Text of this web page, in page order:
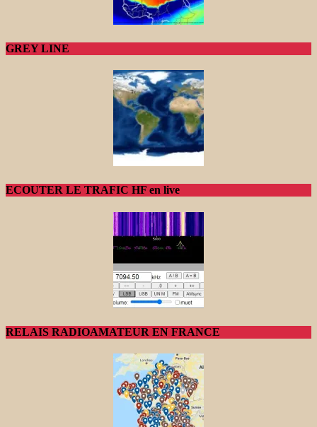
GREY LINE
ECOUTER LE TRAFIC HF en live
RELAIS RADIOAMATEUR EN FRANCE